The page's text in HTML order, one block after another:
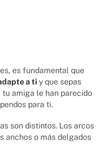
es fundamental que
a ti y que sepas
amiga le han parecido
para ti.
son distintos. Los arcos
anchos o más delgados